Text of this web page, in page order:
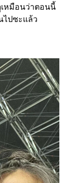
เหมือนว่าตอนนี้
ไปซะแล้ว